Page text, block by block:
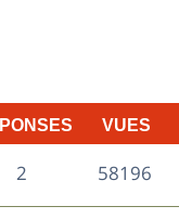
VUES
2R
é
58196V
u